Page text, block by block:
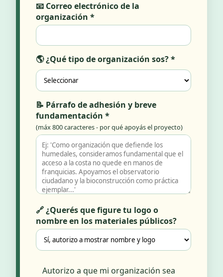
📧 Correo electrónico de la
organización *
🌎 ¿Qué tipo de organización sos? *
📝 Párrafo de adhesión y breve
fundamentación *
(máx 800 caracteres - por qué apoyás el proyecto)
🔗 ¿Querés que figure tu logo o
nombre en los materiales públicos?
Autorizo a que mi organización sea